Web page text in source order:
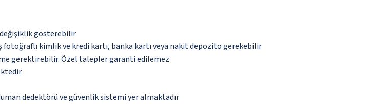
gösterebilir
kimlik ve kredi kartı, banka kartı veya nakit depozito gerekebilir
gerektirebilir. Özel talepler garanti edilemez
dedektörü ve güvenlik sistemi yer almaktadır